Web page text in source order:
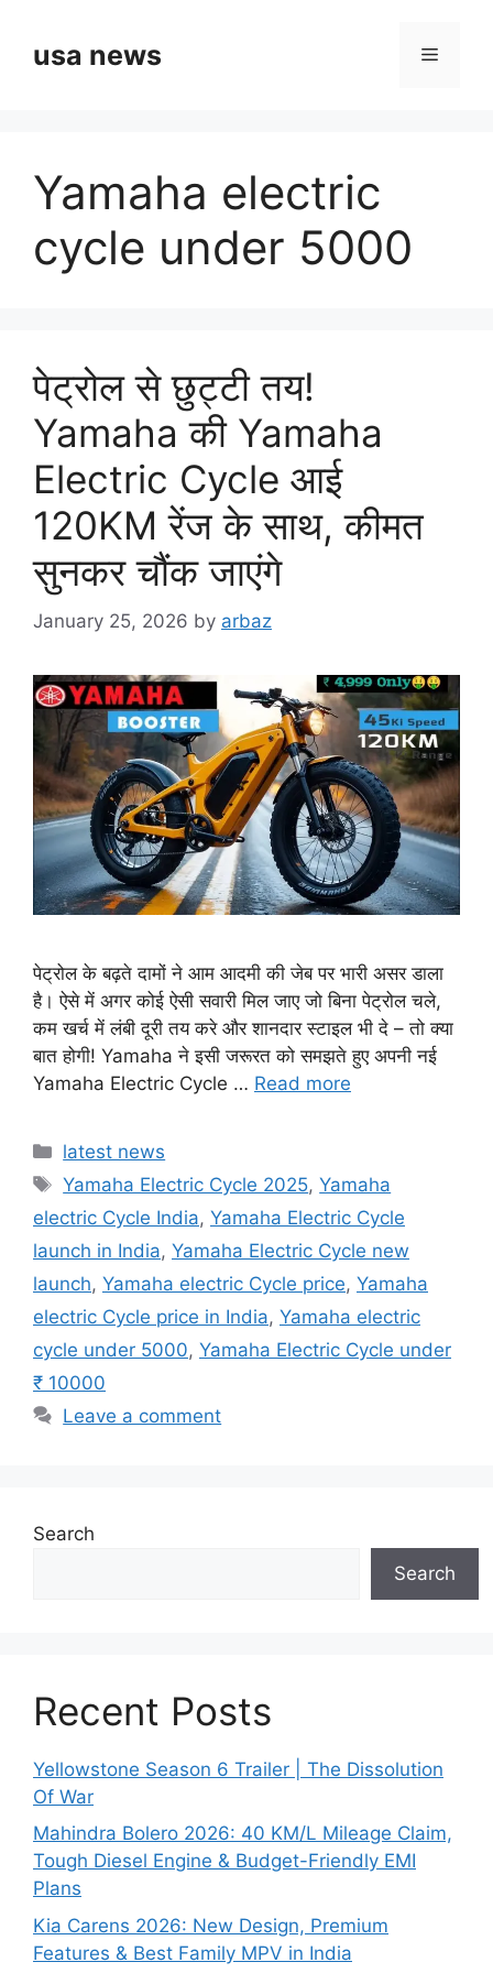
contentusa news Menu
Yamaha electric
cycle under 5000
पेट्रोल से छुट्टी तय!
Yamaha की Yamaha
Electric Cycle आई
120KM रेंज के साथ, कीमत
सुनकर चौंक जाएंगे
January 25, 2026 by arbaz
पेट्रोल के बढ़ते दामों ने आम आदमी की जेब पर भारी असर डाला
है। ऐसे में अगर कोई ऐसी सवारी मिल जाए जो बिना पेट्रोल चले,
कम खर्च में लंबी दूरी तय करे और शानदार स्टाइल भी दे – तो क्या
बात होगी! Yamaha ने इसी जरूरत को समझते हुए अपनी नई
Yamaha Electric Cycle … Read more
Categories
latest news
Tags
Yamaha Electric Cycle 2025,Yamaha
electric Cycle India, Yamaha Electric Cycle
launch in India, Yamaha Electric Cycle new
launch, Yamaha electric Cycle price, Yamaha
electric Cycle price in India, Yamaha electric
cycle under 5000, Yamaha Electric Cycle under
₹ 10000
Leave a comment
Search
Search
Recent Posts
Yellowstone Season 6 Trailer | The Dissolution
Of War
Mahindra Bolero 2026: 40 KM/L Mileage Claim,
Tough Diesel Engine & Budget-Friendly EMI
Plans
Kia Carens 2026: New Design, Premium
Features & Best Family MPV in India